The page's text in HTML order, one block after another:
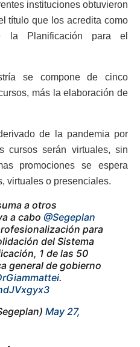
instituciones obtuvieron
título que los acredita como
la Planificación para el
se compone de cinco
más la elaboración de
de la pandemia por
cursos serán virtuales, sin
promociones se espera
virtuales o presenciales.
a otros
a cabo @Segeplan
para
del Sistema
1 de las 50
general de gobierno
.
May 27,